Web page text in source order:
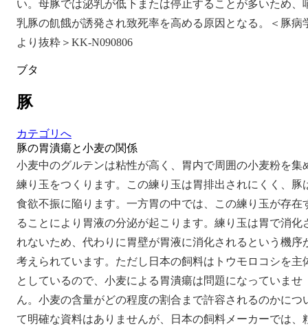
い。母豚では泌乳が低下または停止することが多いため、
乳豚の飢餓が誘発され致死率を高める原因となる。＜豚病
より抜粋＞KK-N090806
ブタ
豚
カテゴリへ
豚の胃潰瘍と小麦の関係
小麦中のグルテンは粘性が高く、胃内で周囲の小麦粉を集
練り玉をつくります。この練り玉は胃排出されにくく、豚
食欲不振に陥ります。一方胃の中では、この練り玉が存在
ることにより胃液の分泌が起こります。練り玉は胃で消化
れないため、代わりに胃壁が胃液に消化されるという機序
考えられています。ただし日本の飼料はトウモロコシを主
としているので、小麦による胃潰瘍は問題になっていませ
ん。小麦の含量がどの程度の割合まで許容されるのかにつ
て明確な資料はありませんが、日本の飼料メーカーでは、